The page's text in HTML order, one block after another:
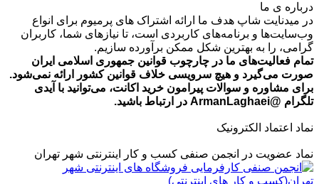
تا
تومان549,000
درباره ی ما
در میدنایت شاپ هدف ما ارائه اشتراک های پرمیوم برای انواع
وب‌سایت‌ها و برنامه‌های کاربردی است، تا نیازهای شما، کاربران
گرامی، را به بهترین شکل ممکن برآورده سازیم.
تمام فعالیت‌های ما در چارچوب قوانین جمهوری اسلامی ایران
صورت می‌گیرد و هیچ سرویسی خلاف قوانین کشور ارائه نمی‌شود.
برای مشاوره و سوالات پیرامون خرید اکانت، می‌توانید با آیدی
تلگرام @ArmanLaghaei در ارتباط باشید.
نماد اعتماد الکترونیک
نماد عضویت در انجمن صنفی کسب و کار اینترنتی شهر تهران